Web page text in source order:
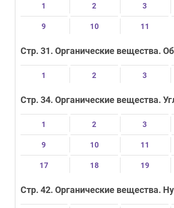
1 2 3
9 10 11
Стр. 31. Органические вещества.
1 2 3
Стр. 34. Органические вещества.
1 2 3
9 10 11
17 18 19
Стр. 42. Органические вещества.